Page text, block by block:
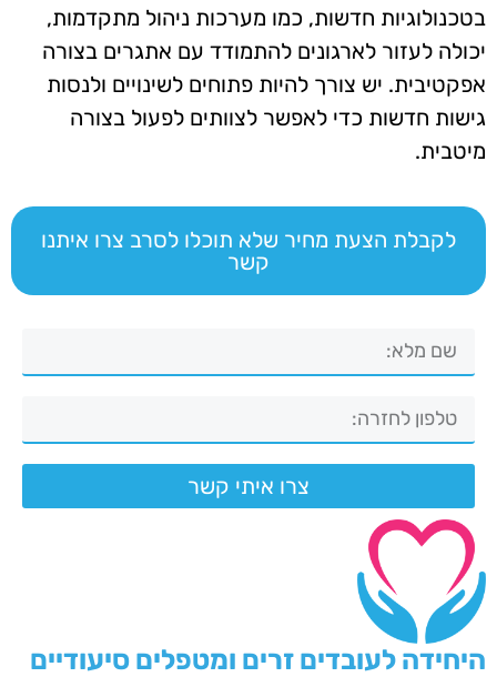
בטכנולוגיות חדשות, כמו מערכות ניהול מתקדמות,
יכולה לעזור לארגונים להתמודד עם אתגרים בצורה
אפקטיבית. יש צורך להיות פתוחים לשינויים ולנסות
גישות חדשות כדי לאפשר לצוותים לפעול בצורה
מיטבית.
לקבלת הצעת מחיר שלא תוכלו לסרב צרו איתנו
קשר
צרו איתי קשר
היחידה לעובדים זרים ומטפלים סיעודיים